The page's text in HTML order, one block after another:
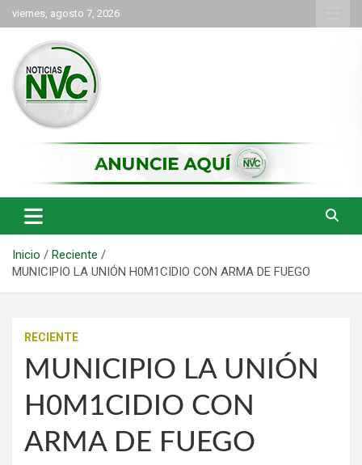
Saltar
al
contenido
viernes, agosto 7, 2026
NVC Noticias
Inicio
Reciente
MUNICIPIO LA UNIÓN H0M1CIDIO CON ARMA DE FUEGO
RECIENTE
MUNICIPIO LA UNIÓN
H0M1CIDIO CON
ARMA DE FUEGO